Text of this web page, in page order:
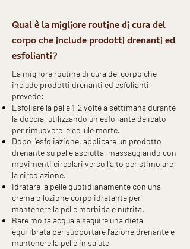
Qual è la migliore routine di cura del
corpo che include prodotti drenanti ed
esfolianti?
La migliore routine di cura del corpo che
include prodotti drenanti ed esfolianti
prevede:
Esfoliare la pelle 1-2 volte a settimana durante
la doccia, utilizzando un esfoliante delicato
per rimuovere le cellule morte.
Dopo l'esfoliazione, applicare un prodotto
drenante su pelle asciutta, massaggiando con
movimenti circolari verso l'alto per stimolare
la circolazione.
Idratare la pelle quotidianamente con una
crema o lozione corpo idratante per
mantenere la pelle morbida e nutrita.
Bere molta acqua e seguire una dieta
equilibrata per supportare l'azione drenante e
mantenere la pelle in salute.